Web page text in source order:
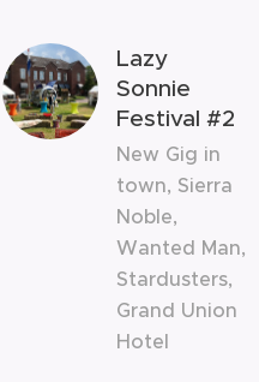
Lazy
Sonnie
Festival #2
New Gig in
town, Sierra
Noble,
Wanted Man,
Stardusters,
Grand Union
Hotel